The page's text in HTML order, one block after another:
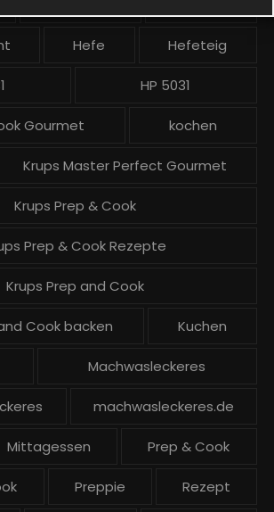
Hefe Hefeteig
HP 5031
Gourmet kochen
Krups Master Perfect Gourmet
Krups Prep & Cook
Prep & Cook Rezepte
Krups Prep and Cook
Cook backen Kuchen
Machwasleckeres
machwasleckeres.de
Mittagessen Prep & Cook
Preppie Rezept